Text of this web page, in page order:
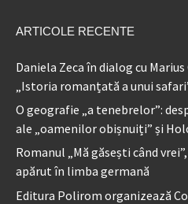
ARTICOLE RECENTE
Daniela Zeca în dialog cu
„Istoria romanțată a unui
O geografie „a tenebrelor”:
ale „oamenilor obișnuiți” și
Romanul „Mă găsești când
apărut în limba germană
Editura Polirom organizează